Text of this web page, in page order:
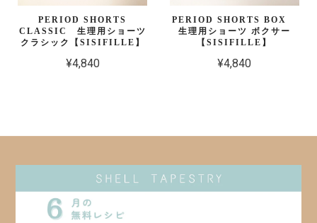
PERIOD SHORTS
CLASSIC 生理用ショーツ
クラシック【SISIFILLE】
¥4,840
PERIOD SHORTS BOX
生理用ショーツ ボクサー
【SISIFILLE】
¥4,840